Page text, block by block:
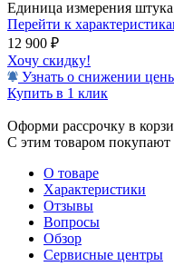
Единица измерения штука
Перейти к
12 900 ₽
Хочу скидку!
Узнать о снижении
Купить в 1 клик
Оформи рассрочку в
С этим товаром покупают
О товаре
Характеристики
Отзывы
Вопросы
Обзор
Сервисные центры